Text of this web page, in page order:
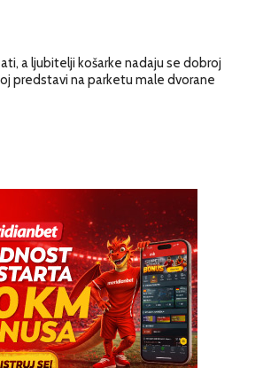
a ljubitelji košarke nadaju se dobroj
predstavi na parketu male dvorane